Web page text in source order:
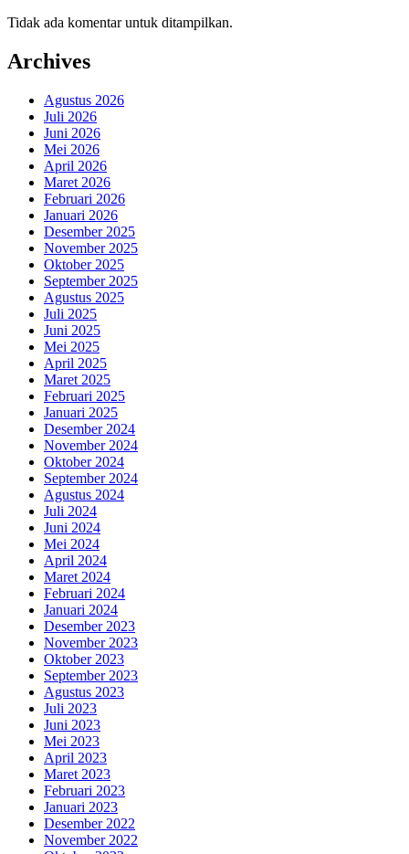
Tidak ada komentar untuk ditampilkan.
Archives
Agustus 2026
Juli 2026
Juni 2026
Mei 2026
April 2026
Maret 2026
Februari 2026
Januari 2026
Desember 2025
November 2025
Oktober 2025
September 2025
Agustus 2025
Juli 2025
Juni 2025
Mei 2025
April 2025
Maret 2025
Februari 2025
Januari 2025
Desember 2024
November 2024
Oktober 2024
September 2024
Agustus 2024
Juli 2024
Juni 2024
Mei 2024
April 2024
Maret 2024
Februari 2024
Januari 2024
Desember 2023
November 2023
Oktober 2023
September 2023
Agustus 2023
Juli 2023
Juni 2023
Mei 2023
April 2023
Maret 2023
Februari 2023
Januari 2023
Desember 2022
November 2022